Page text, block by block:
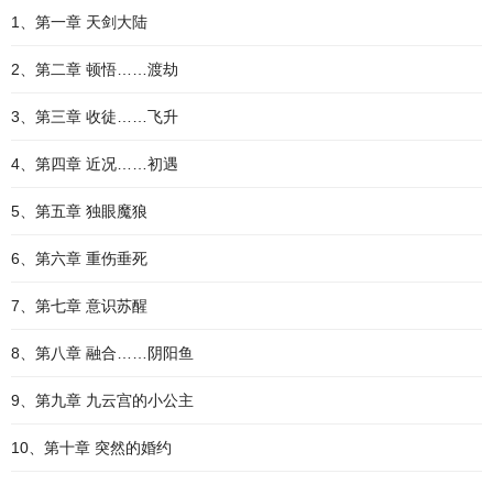
1、第一章 天剑大陆
2、第二章 顿悟……渡劫
3、第三章 收徒……飞升
4、第四章 近况……初遇
5、第五章 独眼魔狼
6、第六章 重伤垂死
7、第七章 意识苏醒
8、第八章 融合……阴阳鱼
9、第九章 九云宫的小公主
10、第十章 突然的婚约